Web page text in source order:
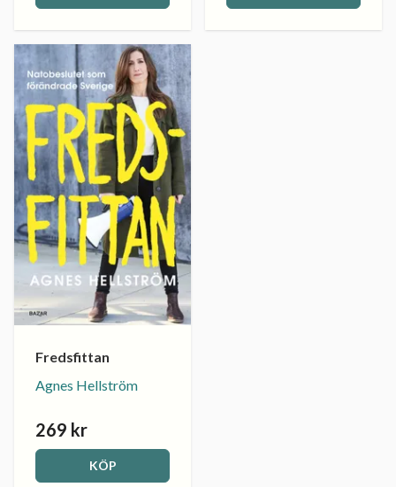
Fredsfittan
Agnes Hellström
269 kr
KÖP